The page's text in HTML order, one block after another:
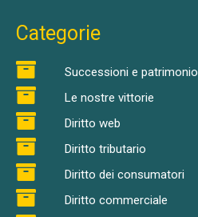
Categorie
Successioni e patrimonio
Le nostre vittorie
Diritto web
Diritto tributario
Diritto dei consumatori
Diritto commerciale